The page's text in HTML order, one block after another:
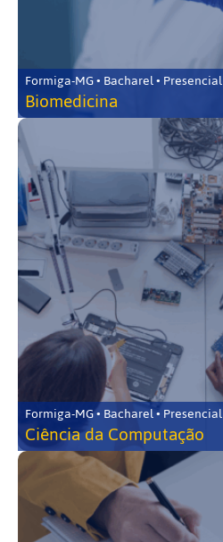
Formiga-MG • Bacharel • Presencial
Biomedicina
Formiga-MG • Bacharel • Presencial
Ciência da Computação